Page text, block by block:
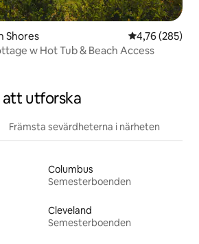
Shores 4,76 av 5 i
4,76 (285)
w Hot Tub & Beach Access
utforska
Främsta sevärdheterna i närheten
Columbus
Semesterboenden
Cleveland
Semesterboenden